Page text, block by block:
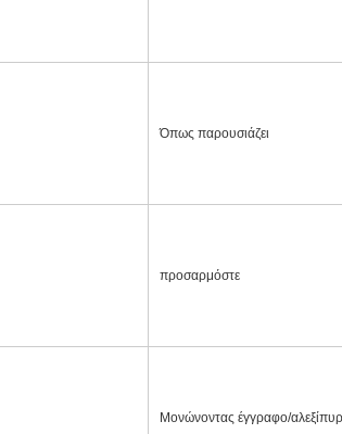
Όπως παρουσιάζει
προσαρμόστε
Μονώνοντας έγγραφο/